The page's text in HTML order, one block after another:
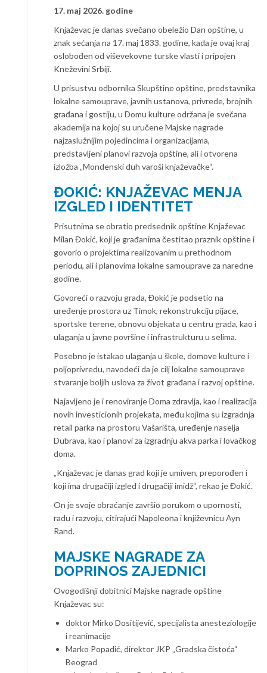
17. maj 2026. godine
Knjaževac je danas svečano obeležio Dan opštine, u
znak sećanja na 17. maj 1833. godine, kada je ovaj kraj
oslobođen od viševekovne turske vlasti i pripojen
Kneževini Srbiji.
U prisustvu odbornika Skupštine opštine, predstavnika
lokalne samouprave, javnih ustanova, privrede, brojnih
građana i gostiju, u Domu kulture održana je svečana
akademija na kojoj su uručene Majske nagrade
najzaslužnijim pojedincima i organizacijama,
predstavljeni planovi razvoja opštine, ali i otvorena
izložba „Mondenski duh varoši knjaževačke“.
ĐOKIĆ: KNJAŽEVAC MENJA
IZGLED I IDENTITET
Prisutnima se obratio predsednik opštine Knjaževac
Milan Đokić, koji je građanima čestitao praznik opštine i
govorio o projektima realizovanim u prethodnom
periodu, ali i planovima lokalne samouprave za naredne
godine.
Govoreći o razvoju grada, Đokić je podsetio na
uređenje prostora uz Timok, rekonstrukciju pijace,
sportske terene, obnovu objekata u centru grada, kao i
ulaganja u javne površine i infrastrukturu u selima.
Posebno je istakao ulaganja u škole, domove kulture i
poljoprivredu, navodeći da je cilj lokalne samouprave
stvaranje boljih uslova za život građana i razvoj opštine.
Najavljeno je i renoviranje Doma zdravlja, kao i realizacija
novih investicionih projekata, među kojima su izgradnja
retail parka na prostoru Vašarišta, uređenje naselja
Dubrava, kao i planovi za izgradnju akva parka i lovačkog
doma.
„Knjaževac je danas grad koji je umiven, preporođen i
koji ima drugačiji izgled i drugačiji imidž“, rekao je Đokić.
On je svoje obraćanje završio porukom o upornosti,
radu i razvoju, citirajući Napoleona i književnicu Ayn
Rand.
MAJSKE NAGRADE ZA
DOPRINOS ZAJEDNICI
Ovogodišnji dobitnici Majske nagrade opštine
Knjaževac su:
doktor Mirko Dositijević, specijalista anesteziologije
i reanimacije
Marko Popadić, direktor JKP „Gradska čistoća“
Beograd